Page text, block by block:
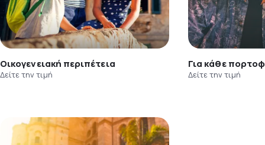
Οικογενειακή περιπέτεια
Δείτε την τιμή
Για κάθε
Δείτε την τιμή